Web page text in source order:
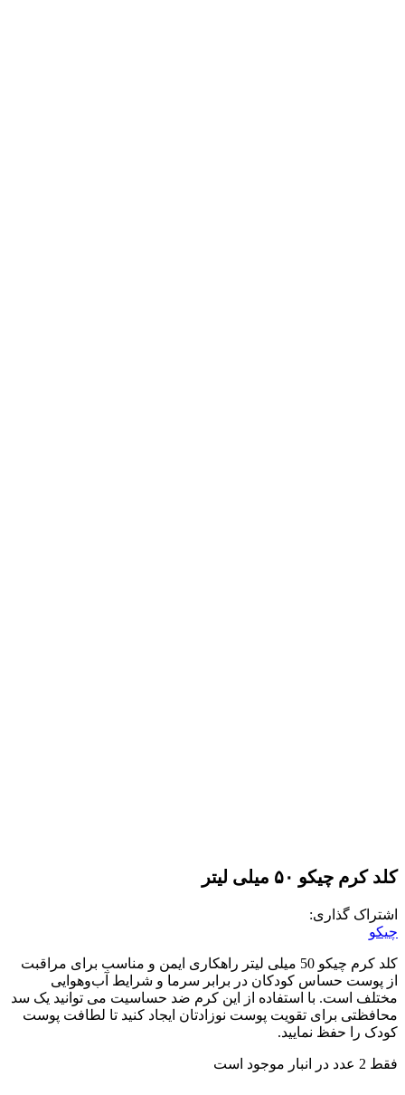
کلد کرم چیکو ۵۰ میلی لیتر
اشتراک گذاری:
چیکو
کلد کرم چیکو 50 میلی لیتر راهکاری ایمن و مناسب برای مراقبت
از پوست حساس کودکان در برابر سرما و شرایط آب‌وهوایی
مختلف است. با استفاده از این کرم ضد حساسیت می توانید یک سد
محافظتی برای تقویت پوست نوزادتان ایجاد کنید تا لطافت پوست
کودک را حفظ نمایید.
فقط 2 عدد در انبار موجود است